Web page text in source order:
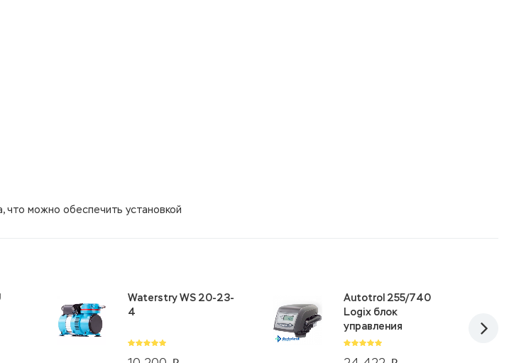
что можно обеспечить установкой
Waterstry WS 20-23-
4
Autotrol 255/740
Logix блок
управления